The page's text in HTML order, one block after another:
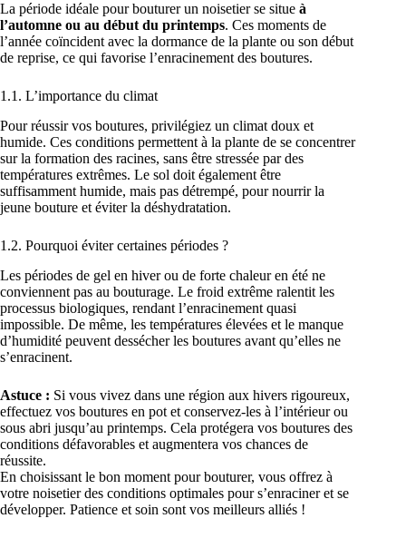
La période idéale pour bouturer un noisetier se situe à
l’automne ou au début du printemps. Ces moments de
l’année coïncident avec la dormance de la plante ou son début
de reprise, ce qui favorise l’enracinement des boutures.
1.1. L’importance du climat
Pour réussir vos boutures, privilégiez un climat doux et
humide. Ces conditions permettent à la plante de se concentrer
sur la formation des racines, sans être stressée par des
températures extrêmes. Le sol doit également être
suffisamment humide, mais pas détrempé, pour nourrir la
jeune bouture et éviter la déshydratation.
1.2. Pourquoi éviter certaines périodes ?
Les périodes de gel en hiver ou de forte chaleur en été ne
conviennent pas au bouturage. Le froid extrême ralentit les
processus biologiques, rendant l’enracinement quasi
impossible. De même, les températures élevées et le manque
d’humidité peuvent dessécher les boutures avant qu’elles ne
s’enracinent.
Astuce : Si vous vivez dans une région aux hivers rigoureux,
effectuez vos boutures en pot et conservez-les à l’intérieur ou
sous abri jusqu’au printemps. Cela protégera vos boutures des
conditions défavorables et augmentera vos chances de
réussite.
En choisissant le bon moment pour bouturer, vous offrez à
votre noisetier des conditions optimales pour s’enraciner et se
développer. Patience et soin sont vos meilleurs alliés !